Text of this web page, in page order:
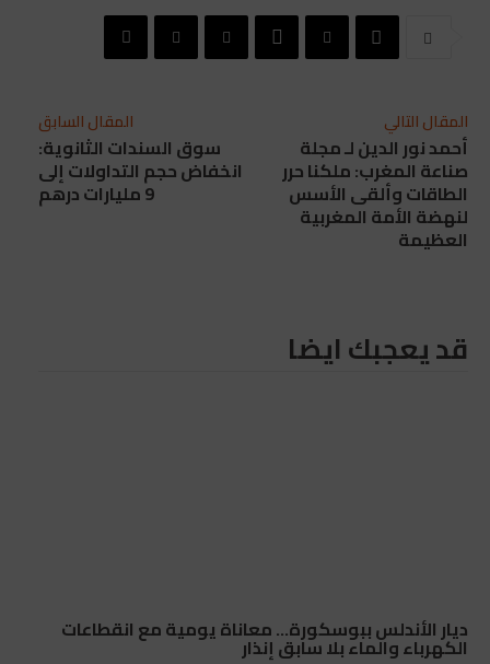
المقال السابق
سوق السندات الثانوية:
انخفاض حجم التداولات إلى
9 مليارات درهم
المقال التالي
أحمد نور الدين لـ مجلة
صناعة المغرب: ملكنا حرر
الطاقات وألقى الأسس
لنهضة الأمة المغربية
العظيمة
قد يعجبك ايضا
ديار الأندلس ببوسكورة… معاناة يومية مع انقطاعات
الكهرباء والماء بلا سابق إنذار